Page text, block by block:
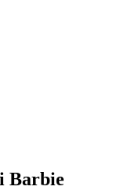
Barbie